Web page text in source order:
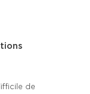
de